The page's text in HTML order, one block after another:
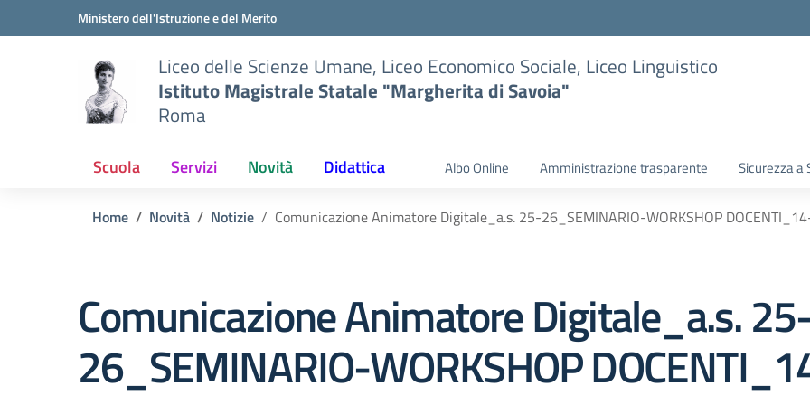
Vai ai contenuti
Vai al menu di navigazioneMinistero dell'Istruzione e del Merito
Liceo delle Scienze Umane, Liceo Economico Sociale, Liceo Linguistico
Istituto Magistrale Statale "Margherita di Savoia"
Roma
Scuola Servizi Novità Didattica Albo Online Amministrazione trasparente Sicurezza a
Home Novità Notizie Comunicazione Animatore Digitale_a.s. 25-26_SEMINARIO-WORKSHOP
Comunicazione Animatore Digitale_a.s.
26_SEMINARIO-WORKSHOP